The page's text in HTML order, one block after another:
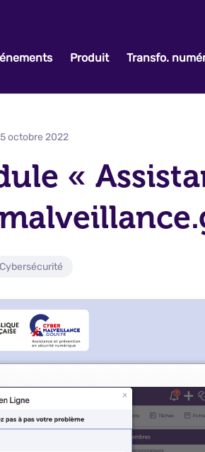
Produit Transfo.
octobre 2022
«
Cybersécurité